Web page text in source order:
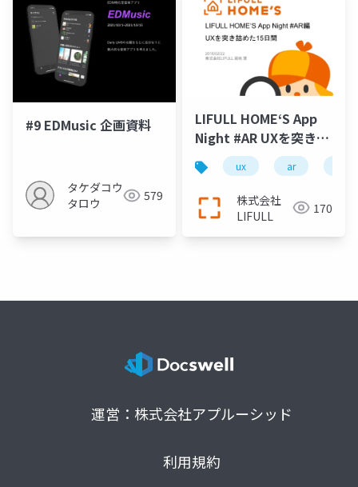
#9 EDMusic 企画資料
タケダコウ
タロウ
579
LIFULL HOME‘S App
Night #AR UXを突き詰
めた15日間
ux ar
株式会社
LIFULL
170
運営：株式会社アプルーシッド
利用規約